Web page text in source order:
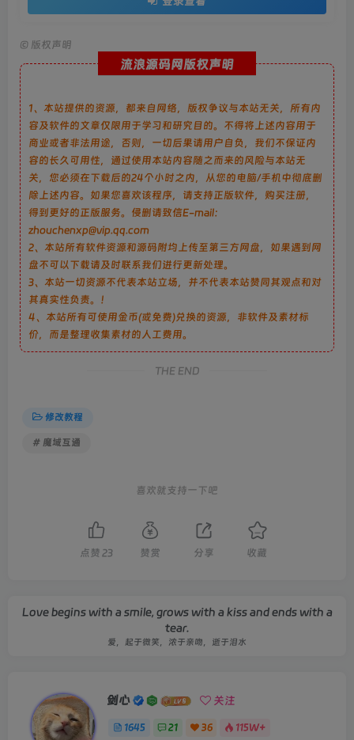
© 版权声明
流浪源码网版权声明
1、本站提供的资源，都来自网络，版权争议与本站无关，所有内
容及软件的文章仅限用于学习和研究目的。不得将上述内容用于
商业或者非法用途，否则，一切后果请用户自负，我们不保证内
容的长久可用性，通过使用本站内容随之而来的风险与本站无
关，您必须在下载后的24个小时之内，从您的电脑/手机中彻底删
除上述内容。如果您喜欢该程序，请支持正版软件，购买注册，
得到更好的正版服务。侵删请致信E-mail：
zhouchenxp@vip.qq.com
2、本站所有软件资源和源码附均上传至第三方网盘，如果遇到网
盘不可以下载请及时联系我们进行更新处理。
3、本站一切资源不代表本站立场，并不代表本站赞同其观点和对
其真实性负责。！
4、本站所有可使用金币(或免费)兑换的资源，非软件及素材标
价，而是整理收集素材的人工费用。
THE END
修改教程
# 魔域互通
喜欢就支持一下吧
点赞 23 赞赏 分享 收藏
Love begins with a smile, grows with a kiss and ends with a
tear.
爱，起于微笑，浓于亲吻，逝于泪水
剑心 关注
1645 21 36 115W+